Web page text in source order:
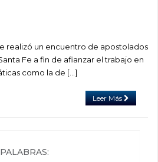
realizó un encuentro de apostolados
Fe a fin de afianzar el trabajo en
como la de […]
Leer Más